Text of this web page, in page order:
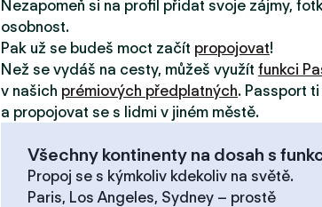
Nezapomeň si na profil přidat svoje zájmy,
osobnost.
Pak už se budeš moct začít propojovat!
Než se vydáš na cesty, můžeš využít funkci
v našich prémiových předplatných. Passport
a propojovat se s lidmi v jiném městě.
Všechny kontinenty na dosah s
Propoj se s kýmkoliv kdekoliv na světě.
Paris, Los Angeles, Sydney – prostě